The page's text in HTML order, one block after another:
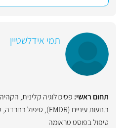
תמי אידלשטיין
תחום ראשי: פסיכולוגיה קלינית,
תנועות עיניים (EMDR)
, טיפול בחרדה,
טיפול בפוסט טראומה